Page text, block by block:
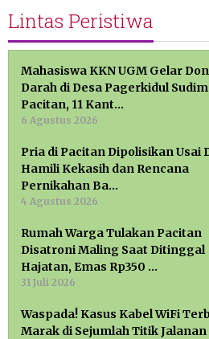
Lintas Peristiwa
Mahasiswa KKN UGM Gelar
Darah di Desa Pagerkidul
Pacitan, 11 Kant…
6 Agustus 2026
Pria di Pacitan Dipolisikan Usai
Hamili Kekasih dan Rencana
Pernikahan Ba…
4 Agustus 2026
Rumah Warga Tulakan Pacitan
Disatroni Maling Saat Ditinggal
Hajatan, Emas Rp350 …
31 Juli 2026
Waspada! Kasus Kabel WiFi
Marak di Sejumlah Titik Jalanan